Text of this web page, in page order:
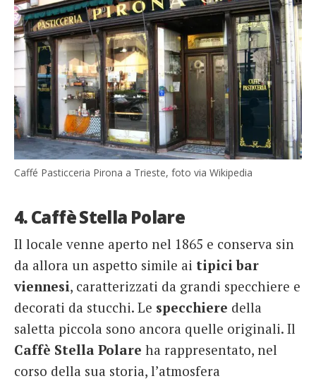
Caffé Pasticceria Pirona a Trieste, foto via Wikipedia
4. Caffè Stella Polare
Il locale venne aperto nel 1865 e conserva sin
da allora un aspetto simile ai tipici bar
viennesi, caratterizzati da grandi specchiere e
decorati da stucchi. Le specchiere della
saletta piccola sono ancora quelle originali. Il
Caffè Stella Polare ha rappresentato, nel
corso della sua storia, l’atmosfera